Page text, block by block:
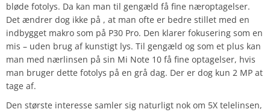
bløde fotolys. Da kan man til gengæld få fine næroptagelser.
Det ændrer dog ikke på , at man ofte er bedre stillet med en
indbygget makro som på P30 Pro. Den klarer fokusering som en
mis – uden brug af kunstigt lys. Til gengæld og som et plus kan
man med nærlinsen på sin Mi Note 10 få fine optagelser, hvis
man bruger dette fotolys på en grå dag. Der er dog kun 2 MP at
tage af.
Den største interesse samler sig naturligt nok om 5X telelinsen,